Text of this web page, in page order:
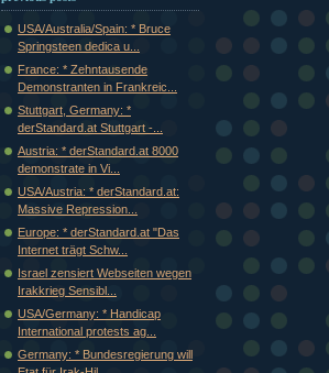
USA/Australia/Spain: * Bruce
Springsteen dedica u...
France: * Zehntausende
Demonstranten in Frankreic...
Stuttgart, Germany: *
derStandard.at Stuttgart -...
Austria: * derStandard.at 8000
demonstrate in Vi...
USA/Austria: * derStandard.at:
Massive Repression...
Europe: * derStandard.at "Das
Internet trägt Schw...
Israel zensiert Webseiten wegen
Irakkrieg Sensibl...
USA/Germany: * Handicap
International protests ag...
Germany: * Bundesregierung will